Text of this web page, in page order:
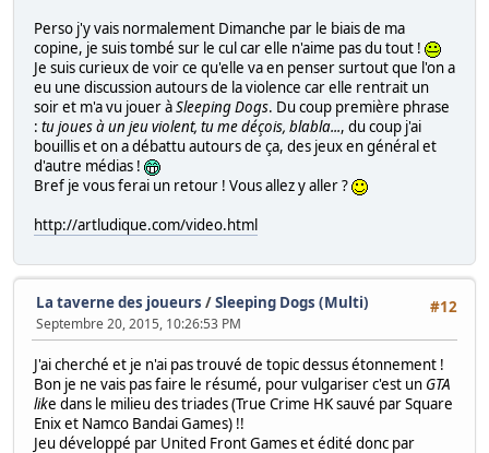
Perso j'y vais normalement Dimanche par le biais de ma
copine, je suis tombé sur le cul car elle n'aime pas du tout !
Je suis curieux de voir ce qu'elle va en penser surtout que l'on a
eu une discussion autours de la violence car elle rentrait un
soir et m'a vu jouer àSleeping Dogs. Du coup première phrase
: tu joues à un jeu violent, tu me déçois, blabla..., du coup j'ai
bouillis et on a débattu autours de ça, des jeux en général et
d'autre médias !
Bref je vous ferai un retour ! Vous allez y aller ?
http://artludique.com/video.html
#12
La taverne des joueurs /Sleeping Dogs (Multi)
Septembre 20, 2015, 10:26:53 PM
J'ai cherché et je n'ai pas trouvé de topic dessus étonnement !
Bon je ne vais pas faire le résumé, pour vulgariser c'est un GTA
like dans le milieu des triades (True Crime HK sauvé par Square
Enix et Namco Bandai Games) !!
Jeu développé par United Front Games et édité donc par